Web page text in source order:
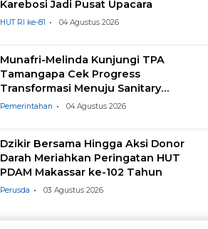
Karebosi Jadi Pusat Upacara
HUT RI ke-81 04 Agustus 2026
Munafri-Melinda Kunjungi TPA
Tamangapa Cek Progress
Transformasi Menuju Sanitary
Landfill
Pemerintahan 04 Agustus 2026
Dzikir Bersama Hingga Aksi Donor
Darah Meriahkan Peringatan HUT
PDAM Makassar ke-102 Tahun
Perusda 03 Agustus 2026